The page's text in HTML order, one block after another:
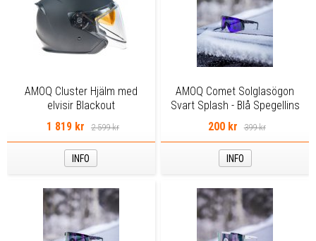
AMOQ Cluster Hjälm med
elvisir Blackout
1 819 kr
2 599 kr
INFO
AMOQ Comet Solglasögon
Svart Splash - Blå Spegellins
200 kr
399 kr
INFO